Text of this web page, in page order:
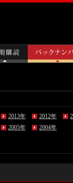
2013年 2012年
2005年 2004年